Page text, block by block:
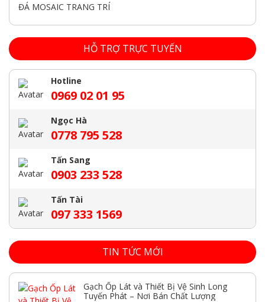
ĐÁ MOSAIC TRANG TRÍ
HỖ TRỢ TRỰC TUYẾN
Hotline
0969 02 01 95
Ngọc Hà
0778 795 528
Tấn Sang
0903 233 528
Tấn Tài
097 333 1569
TIN TỨC MỚI
Gạch Ốp Lát và Thiết Bị Vệ Sinh Long
Tuyến Phát – Nơi Bán Chất Lượng